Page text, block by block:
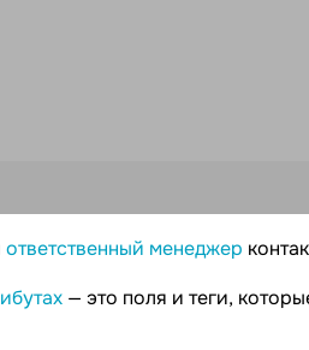
ответственный менеджер
— это поля и теги,